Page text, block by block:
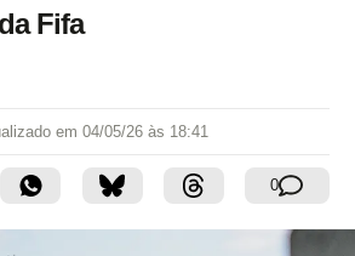
Fifa
em 04/05/26 às 18:41
0